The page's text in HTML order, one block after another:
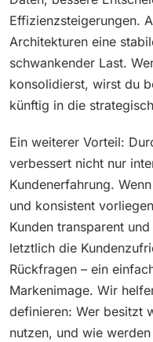
Effizienzsteigerungen.
Architekturen eine
schwankender Last.
konsolidierst, wirst du
künftig in die
Ein weiterer Vorteil:
verbessert nicht nur
Kundenerfahrung.
und konsistent
Kunden transparent
letztlich die
Rückfragen – ein
Markenimage. Wir
definieren: Wer besitzt
nutzen, und wie